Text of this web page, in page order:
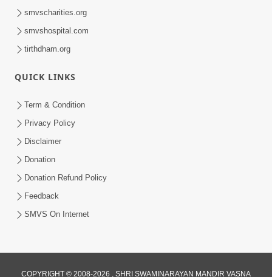
smvscharities.org
smvshospital.com
tirthdham.org
QUICK LINKS
Term & Condition
Privacy Policy
Disclaimer
Donation
Donation Refund Policy
Feedback
SMVS On Internet
COPYRIGHT © 2008-2026 , SHRI SWAMINARAYAN MANDIR VASNA